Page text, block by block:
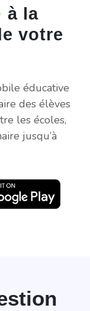
à la
votre
éducative
des élèves
les écoles,
jusqu’à